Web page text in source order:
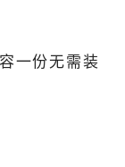
一份无需装